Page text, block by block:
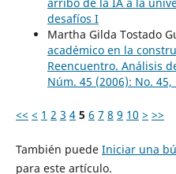
desafíos I
Martha Gilda Tostado
académico en la
Reencuentro. Análisis
Núm. 45 (2006): No.
<< < 1 2 3 4 5 6 7 8 9 10 > >>
También puede Iniciar una
para este artículo.